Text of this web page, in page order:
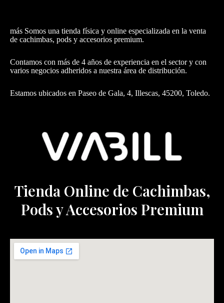
más Somos una tienda física y online especializada en la venta
de cachimbas, pods y accesorios premium.
Contamos con más de 4 años de experiencia en el sector y con
varios negocios adheridos a nuestra área de distribución.
Estamos ubicados en Paseo de Gala, 4, Illescas, 45200, Toledo.
Tienda Online de Cachimbas,
Pods y Accesorios Premium